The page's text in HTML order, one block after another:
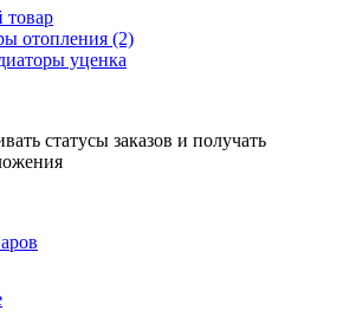
отопления (2)
уценка
статусы заказов и получать